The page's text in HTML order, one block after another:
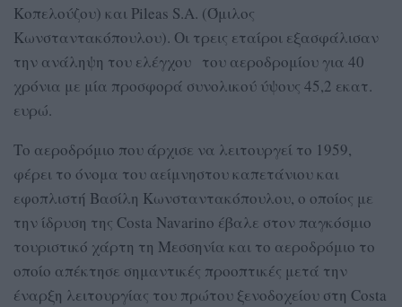
Κοπελούζου) και Pileas S.A. (Όμιλος
Κωνσταντακόπουλου). Οι τρεις εταίροι εξασφάλισαν
την ανάληψη του ελέγχου του αεροδρομίου για 40
χρόνια με μία προσφορά συνολικού ύψους 45,2 εκατ.
ευρώ.
Το αεροδρόμιο που άρχισε να λειτουργεί το 1959,
φέρει το όνομα του αείμνηστου καπετάνιου και
εφοπλιστή Βασίλη Κωνσταντακόπουλου, ο οποίος με
την ίδρυση της Costa Navarino έβαλε στον παγκόσμιο
τουριστικό χάρτη τη Μεσσηνία και το αεροδρόμιο το
οποίο απέκτησε σημαντικές προοπτικές μετά την
έναρξη λειτουργίας του πρώτου ξενοδοχείου στη Costa